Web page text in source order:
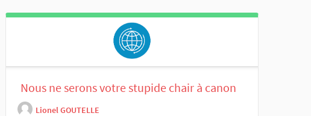
Nous ne serons votre stupide chair à canon
Lionel GOUTELLE